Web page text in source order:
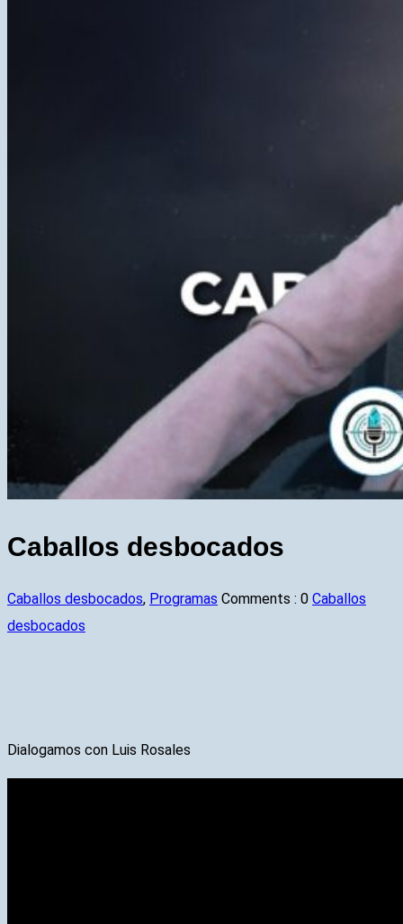
Caballos desbocados
Caballos desbocados, Programas Comments : 0 Caballos
desbocados
Dialogamos con Luis Rosales